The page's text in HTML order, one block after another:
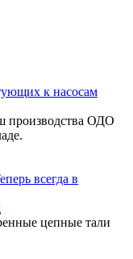
к насосам
производства ОДО
всегда в
цепные тали